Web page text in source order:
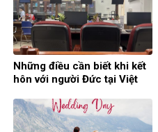
Những điều cần biết khi kết
hôn với người Đức tại Việt